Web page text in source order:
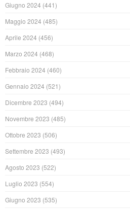
Giugno 2024 (441)
Maggio 2024 (485)
Aprile 2024 (456)
Marzo 2024 (468)
Febbraio 2024 (460)
Gennaio 2024 (521)
Dicembre 2023 (494)
Novembre 2023 (485)
Ottobre 2023 (506)
Settembre 2023 (493)
Agosto 2023 (522)
Luglio 2023 (554)
Giugno 2023 (535)